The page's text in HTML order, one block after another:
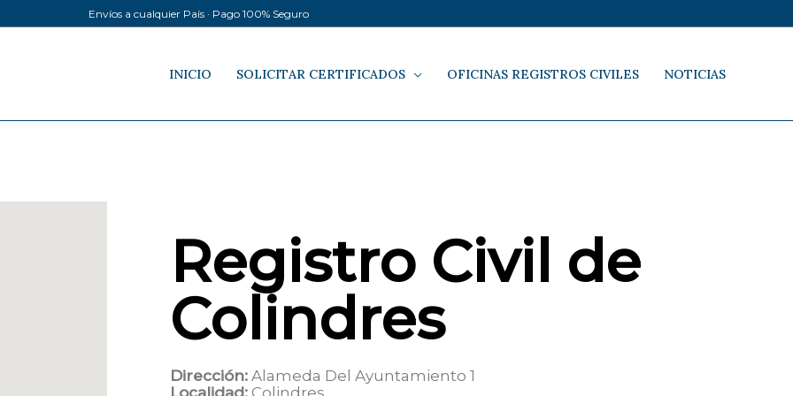
Envíos a cualquier País · Pago 100% Seguro
INICIO SOLICITAR CERTIFICADOS OFICINAS REGISTROS CIVILES NOTICIAS
Registro Civil de
Colindres
Dirección: Alameda Del Ayuntamiento 1
Localidad: Colindres